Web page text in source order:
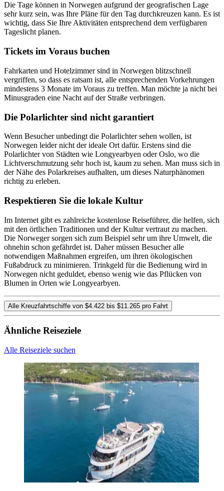
Die Tage können in Norwegen aufgrund der geografischen Lage
sehr kurz sein, was Ihre Pläne für den Tag durchkreuzen kann. Es ist
wichtig, dass Sie Ihre Aktivitäten entsprechend dem verfügbaren
Tageslicht planen.
Tickets im Voraus buchen
Fahrkarten und Hotelzimmer sind in Norwegen blitzschnell
vergriffen, so dass es ratsam ist, alle entsprechenden Vorkehrungen
mindestens 3 Monate im Voraus zu treffen. Man möchte ja nicht bei
Minusgraden eine Nacht auf der Straße verbringen.
Die Polarlichter sind nicht garantiert
Wenn Besucher unbedingt die Polarlichter sehen wollen, ist
Norwegen leider nicht der ideale Ort dafür. Erstens sind die
Polarlichter von Städten wie Longyearbyen oder Oslo, wo die
Lichtverschmutzung sehr hoch ist, kaum zu sehen. Man muss sich in
der Nähe des Polarkreises aufhalten, um dieses Naturphänomen
richtig zu erleben.
Respektieren Sie die lokale Kultur
Im Internet gibt es zahlreiche kostenlose Reiseführer, die helfen, sich
mit den örtlichen Traditionen und der Kultur vertraut zu machen.
Die Norweger sorgen sich zum Beispiel sehr um ihre Umwelt, die
ohnehin schon gefährdet ist. Daher müssen Besucher alle
notwendigen Maßnahmen ergreifen, um ihren ökologischen
Fußabdruck zu minimieren. Trinkgeld für die Bedienung wird in
Norwegen nicht geduldet, ebenso wenig wie das Pflücken von
Blumen in Orten wie Longyearbyen.
Alle Kreuzfahrtschiffe von $4.422 bis $11.265 pro Fahrt
Ähnliche Reiseziele
Alle Reiseziele suchen